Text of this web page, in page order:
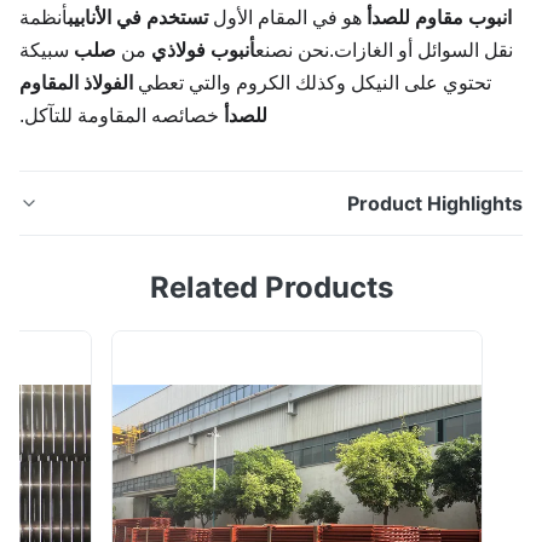
مقاوم للصدأهو في المقام الأول تستخدم في الأنابيب أنظمة
السوائل أو الغازات.نحن نصنع أنبوب فولاذيمنصلبسبيكة
تحتوي على النيكل وكذلك الكروم والتي تعطيالفولاذ المقاوم
للصدأخصائصه المقاومة للتآكل.
Product
TP347H (1.4912) وصف: الأنبوب غير الملحوم من الفولاذ
الهواء والبخار والماء والمواد الكيميائية المسببة للتآكل مثل
الأحماض والقلويات والملح.و...
Related Products